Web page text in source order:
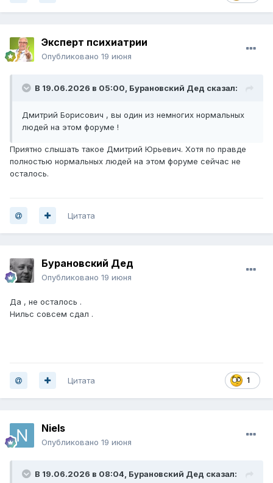
Эксперт психиатрии
Опубликовано 19 июня
В 19.06.2026 в 05:00, Бурановский Дед сказал:
Дмитрий Борисович , вы один из немногих нормальных
людей на этом форуме !
Приятно слышать такое Дмитрий Юрьевич. Хотя по правде
полностью нормальных людей на этом форуме сейчас не
осталось.
Цитата
Бурановский Дед
Опубликовано 19 июня
Да , не осталось .
Нильс совсем сдал .
1
Цитата
Niels
Опубликовано 19 июня
В 19.06.2026 в 08:04, Бурановский Дед сказал: